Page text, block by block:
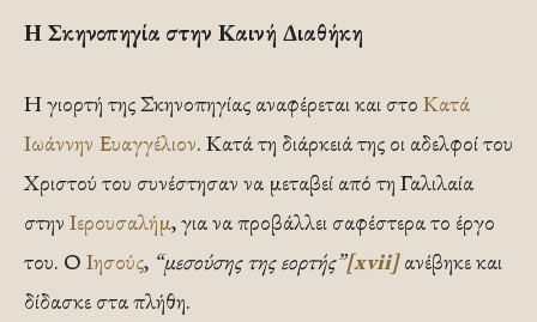
Η Σκηνοπηγία στην Καινή Διαθήκη
Η γιορτή της Σκηνοπηγίας αναφέρεται και στο Κατά
Ιωάννην Ευαγγέλιον. Κατά τη διάρκειά της οι αδελφοί του
Χριστού του συνέστησαν να μεταβεί από τη Γαλιλαία
στην Ιερουσαλήμ, για να προβάλλει σαφέστερα το έργο
του. Ο Ιησούς, “μεσούσης της εορτής”[xvii]ανέβηκε και
δίδασκε στα πλήθη.